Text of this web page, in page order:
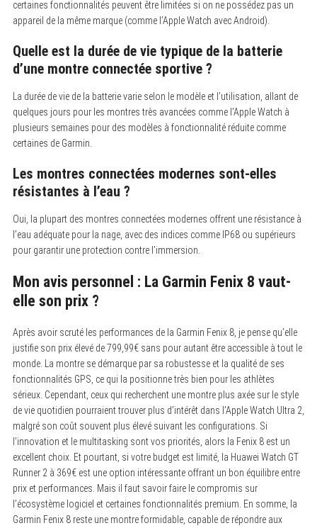
certaines fonctionnalités peuvent être limitées si on ne possédez pas un
appareil de la même marque (comme l’Apple Watch avec Android).
Quelle est la durée de vie typique de la batterie
d’une montre connectée sportive ?
La durée de vie de la batterie varie selon le modèle et l’utilisation, allant de
quelques jours pour les montres très avancées comme l’Apple Watch à
plusieurs semaines pour des modèles à fonctionnalité réduite comme
certaines de Garmin.
Les montres connectées modernes sont-elles
résistantes à l’eau ?
Oui, la plupart des montres connectées modernes offrent une résistance à
l’eau adéquate pour la nage, avec des indices comme IP68 ou supérieurs
pour garantir une protection contre l’immersion.
Mon avis personnel : La Garmin Fenix 8 vaut-
elle son prix ?
Après avoir scruté les performances de la Garmin Fenix 8, je pense qu’elle
justifie son prix élevé de 799,99€ sans pour autant être accessible à tout le
monde. La montre se démarque par sa robustesse et la qualité de ses
fonctionnalités GPS, ce qui la positionne très bien pour les athlètes
sérieux. Cependant, ceux qui recherchent une montre plus axée sur le style
de vie quotidien pourraient trouver plus d’intérêt dans l’Apple Watch Ultra 2,
malgré son coût souvent plus élevé suivant les configurations. Si
l’innovation et le multitasking sont vos priorités, alors la Fenix 8 est un
excellent choix. Et pourtant, si votre budget est limité, la Huawei Watch GT
Runner 2 à 369€ est une option intéressante offrant un bon équilibre entre
prix et performances. Mais il faut savoir faire le compromis sur
l’écosystème logiciel et certaines fonctionnalités premium. En somme, la
Garmin Fenix 8 reste une montre formidable, capable de répondre aux